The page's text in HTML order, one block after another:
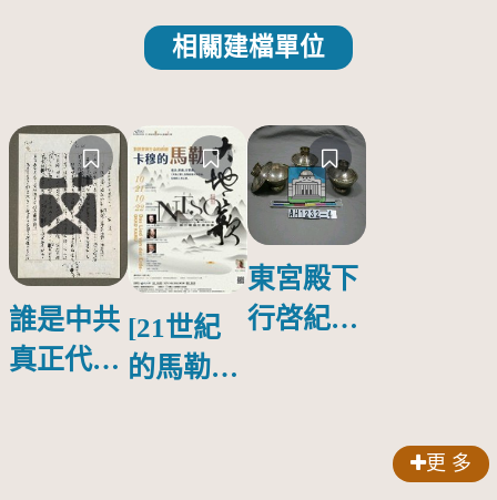
相關建檔單位
誰是中共
真正代言
[21世紀
的馬勒、
東宮殿下
行啓紀念
更 多